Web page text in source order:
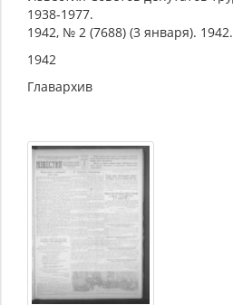
1938-1977.
1942, № 2 (7688) (3 января). 1942.
1942
Главархив